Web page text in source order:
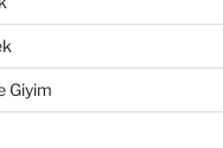
Giyim